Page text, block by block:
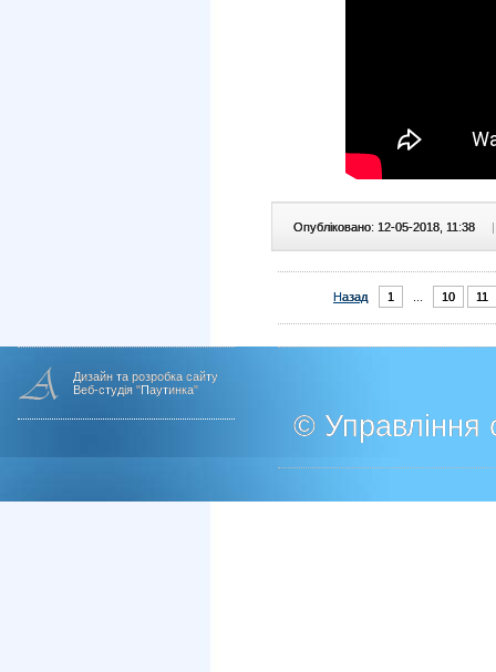
Опубліковано: 12-05-2018, 11:38 |
Назад 1 10 11
Дизайн та розробка сайту
Веб-студія "Паутинка"
© Управління